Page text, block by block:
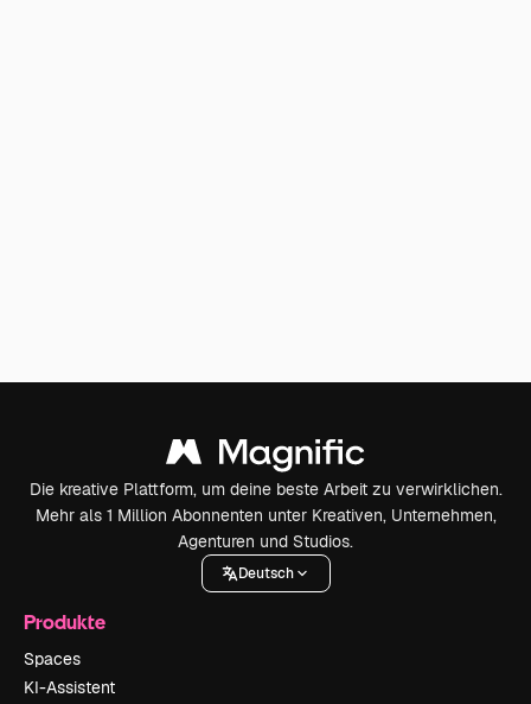
Die kreative Plattform, um deine beste Arbeit zu verwirklichen.
Mehr als 1 Million Abonnenten unter Kreativen, Unternehmen,
Agenturen und Studios.
Deutsch
Produkte
Spaces
KI-Assistent